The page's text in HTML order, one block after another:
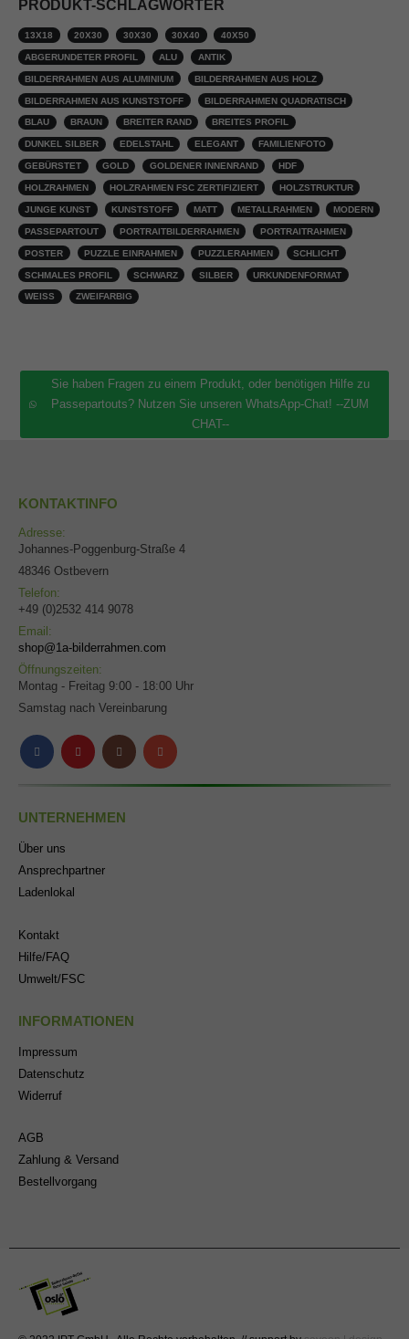
PRODUKT-SCHLAGWÖRTER
13X18 20X30 30X30 30X40 40X50
ABGERUNDETER PROFIL ALU ANTIK
BILDERRAHMEN AUS ALUMINIUM BILDERRAHMEN AUS HOLZ
BILDERRAHMEN AUS KUNSTSTOFF BILDERRAHMEN QUADRATISCH
BLAU BRAUN BREITER RAND BREITES PROFIL
DUNKEL SILBER EDELSTAHL ELEGANT FAMILIENFOTO
GEBÜRSTET GOLD GOLDENER INNENRAND HDF
HOLZRAHMEN HOLZRAHMEN FSC ZERTIFIZIERT HOLZSTRUKTUR
JUNGE KUNST KUNSTSTOFF MATT METALLRAHMEN MODERN
PASSEPARTOUT PORTRAITBILDERRAHMEN PORTRAITRAHMEN
POSTER PUZZLE EINRAHMEN PUZZLERAHMEN SCHLICHT
SCHMALES PROFIL SCHWARZ SILBER URKUNDENFORMAT
WEISS ZWEIFARBIG
Sie haben Fragen zu einem Produkt, oder benötigen Hilfe zu
Passepartouts? Nutzen Sie unseren WhatsApp-Chat! --ZUM
CHAT--
KONTAKTINFO
Adresse:
Johannes-Poggenburg-Straße 4
48346 Ostbevern
Telefon:
+49 (0)2532 414 9078
Email:
shop@1a-bilderrahmen.com
Öffnungszeiten:
Montag - Freitag 9:00 - 18:00 Uhr
Samstag nach Vereinbarung
UNTERNEHMEN
Über uns
Ansprechpartner
Ladenlokal
Kontakt
Hilfe/FAQ
Umwelt/FSC
INFORMATIONEN
Impressum
Datenschutz
Widerruf
AGB
Zahlung & Versand
Bestellvorgang